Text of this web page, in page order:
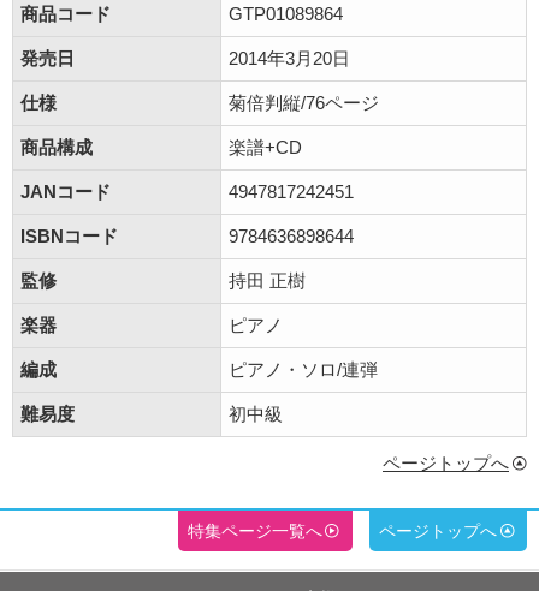
商品コード
GTP01089864
発売日 2014年3月20日
仕様 菊倍判縦/76ページ
商品構成 楽譜+CD
JANコード 4947817242451
ISBNコード 9784636898644
監修 持田 正樹
楽器 ピアノ
編成 ピアノ・ソロ/連弾
難易度 初中級
ページトップへ
特集ページ一覧へ ページトップへ